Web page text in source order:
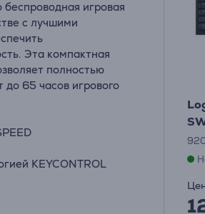
игровая
с лучшими
Эта компактная
полностью
до 65 часов игрового
KEYCONTROL